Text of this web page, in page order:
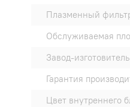
Плазменный
Обслуживаемая
Завод-
Гарантия
Цвет внутреннего